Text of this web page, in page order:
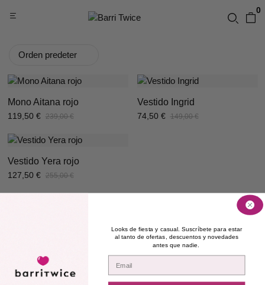
0
Mono Aitana rojo
239,00€
119,50 €
Vestido Ingrid
149,00€
74,50 €
Vestido Yera rojo
255,00€
127,50 €
Looks de fiesta y casual. Suscríbete para estar
al tanto de ofertas, descuentos y novedades
antes que nadie.
Email